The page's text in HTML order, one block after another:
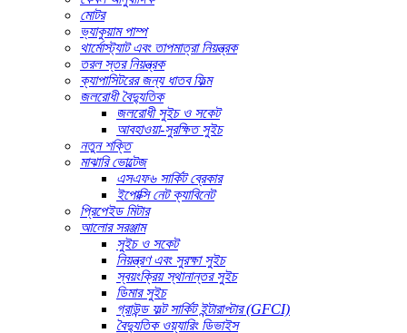
মোটর
ভ্যাকুয়াম পাম্প
থার্মোস্ট্যাট এবং তাপমাত্রা নিয়ন্ত্রক
তরল স্তর নিয়ন্ত্রক
ক্যাপাসিটরের জন্য ধাতব ফিল্ম
জলরোধী বৈদ্যুতিক
জলরোধী সুইচ ও সকেট
আবহাওয়া-সুরক্ষিত সুইচ
নতুন শক্তি
মাঝারি ভোল্টেজ
এসএফ৬ সার্কিট ব্রেকার
ইপোক্সি নেট ক্যাবিনেট
প্রিপেইড মিটার
আলোর সরঞ্জাম
সুইচ ও সকেট
নিয়ন্ত্রণ এবং সুরক্ষা সুইচ
স্বয়ংক্রিয় স্থানান্তর সুইচ
ডিমার সুইচ
গ্রাউন্ড ফল্ট সার্কিট ইন্টারাপ্টার (GFCI)
বৈদ্যুতিক ওয়্যারিং ডিভাইস